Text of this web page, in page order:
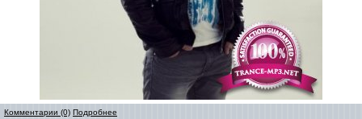
Комментарии (0) Подробнее